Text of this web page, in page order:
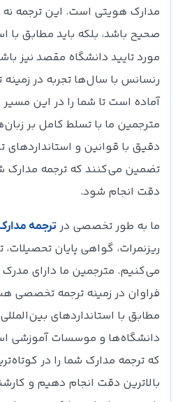
مدارک هویتی است. این ترجمه نه
صحیح باشد، بلکه باید مطابق با
مورد تایید دانشگاه مقصد نیز
رنسانس با سال‌ها تجربه در
آماده است تا شما را در این
مترجمین ما با تسلط کامل بر
دقیق با قوانین و استانداردهای
تضمین می‌کنند که ترجمه مدارک
دقت انجام شود.
ما به طور تخصصی درترجمه
ریزنمرات، گواهی پایان
می‌کنیم. مترجمین ما دارای
فراوان در زمینه ترجمه تخصصی
مطابق با استانداردهای
دانشگاه‌ها و موسسات آموزشی
که ترجمه مدارک شما را در
بالاترین دقت انجام دهیم و